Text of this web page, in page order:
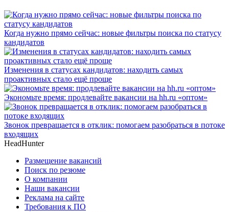
Когда нужно прямо сейчас: новые фильтры поиска по статусу
кандидатов
Изменения в статусах кандидатов: находить самых
проактивных стало ещё проще
Экономьте время: продлевайте вакансии на hh.ru «оптом»
Звонок превращается в отклик: помогаем разобраться в потоке
входящих
HeadHunter
Размещение вакансий
Поиск по резюме
О компании
Наши вакансии
Реклама на сайте
Требования к ПО